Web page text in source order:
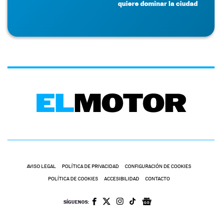
quiere dominar la ciudad
AVISO LEGAL POLÍTICA DE PRIVACIDAD CONFIGURACIÓN DE COOKIES
POLÍTICA DE COOKIES ACCESIBILIDAD CONTACTO
SÍGUENOS: